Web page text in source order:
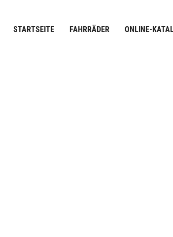
STARTSEITE FAHRRÄDER ONLINE-